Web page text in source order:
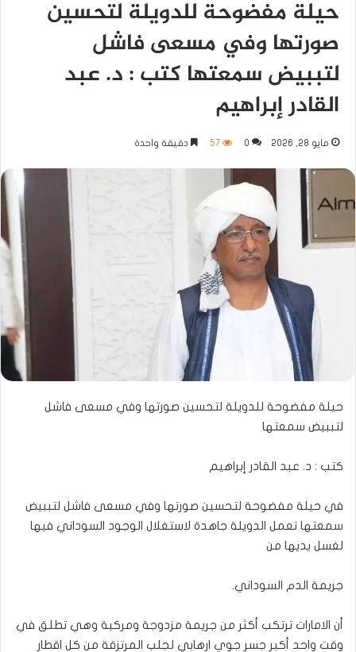
حيلة مفضوحة للدويلة لتحسين
صورتها وفي مسعى فاشل
لتببيض سمعتها كتب : د. عبد
القادر إبراهيم
مايو 28, 2026 0
57 دقيقة واحدة
حيلة مفضوحة للدويلة لتحسين صورتها وفي مسعى فاشل
لتببيض سمعتها
كتب : د. عبد القادر إبراهيم
في حيلة مفضوحة لتحسين صورتها وفي مسعى فاشل لتببيض
سمعتها تعمل الدويلة جاهدة لاستغلال الوجود السوداني فيها
لغسل يديها من
جريمة الدم السوداني.
أن الامارات ترتكب أكثر من جريمة مزدوجة ومركبة وهي تطلق في
وقت واحد أكبر جسر جوي ارهابي لجلب المرتزقة من كل اقطار